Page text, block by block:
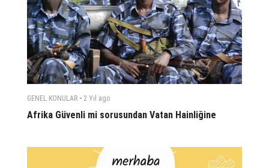
GENEL KONULAR- 2 Yıl ago
Afrika Güvenli mi sorusundan Vatan Hainliğine